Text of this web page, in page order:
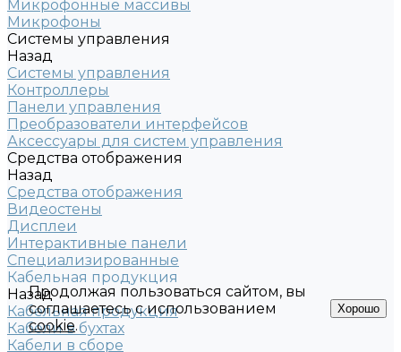
Микрофонные массивы
Микрофоны
Системы управления
Назад
Системы управления
Контроллеры
Панели управления
Преобразователи интерфейсов
Аксессуары для систем управления
Средства отображения
Назад
Средства отображения
Видеостены
Дисплеи
Интерактивные панели
Специализированные
Кабельная продукция
Назад
Кабельная продукция
Кабели в бухтах
Кабели в сборе
Продолжая пользоваться сайтом, вы
соглашаетесь с использованием
cookie.
Хорошо